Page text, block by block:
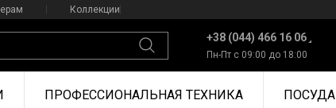
Коллекции
+38 (044) 466 16 06
Пн-Пт с 09:00 до 18:00
ПРОФЕССИОНАЛЬНАЯ ТЕХНИКА ПОСУДА